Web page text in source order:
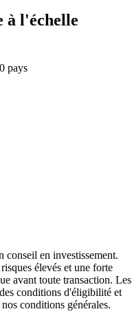
à l'échelle
pays
conseil en investissement.
élevés et une forte
avant toute transaction. Les
conditions d'éligibilité et
conditions générales.